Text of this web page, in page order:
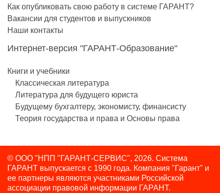
Как опубликовать свою работу в системе ГАРАНТ?
Вакансии для студентов и выпускников
Наши контакты
Интернет-версия "ГАРАНТ-Образование"
Книги и учебники
Классическая литература
Литература для будущего юриста
Будущему бухгалтеру, экономисту, финансисту
Теория государства и права и Основы права
© ООО "НПП "ГАРАНТ-СЕРВИС", 2026. Система
ГАРАНТ выпускается с 1990 года. Компания "Гарант" и
ее партнеры являются участниками Российской
ассоциации правовой информации ГАРАНТ.